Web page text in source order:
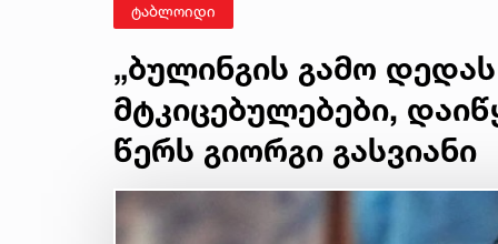
ტაბლოიდი
„ბულინგის გამო
მტკიცებულებები,
წერს გიორგი გასვიანი